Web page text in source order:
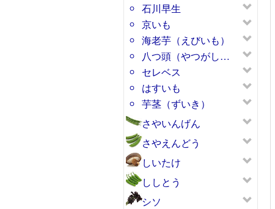
石川早生
京いも
海老芋（えびいも）
八つ頭（やつがし…
セレベス
はすいも
芋茎（ずいき）
さやいんげん
さやえんどう
しいたけ
ししとう
シソ